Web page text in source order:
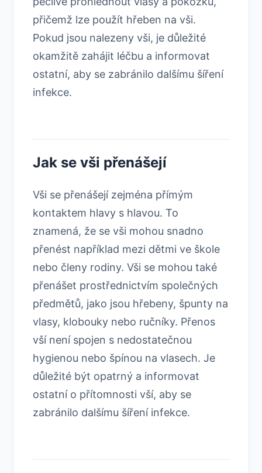
přičemž lze použít hřeben na vši.
Pokud jsou nalezeny vši, je důležité
okamžitě zahájit léčbu a informovat
ostatní, aby se zabránilo dalšímu šíření
infekce.
Jak se vši přenášejí
Vši se přenášejí zejména přímým
kontaktem hlavy s hlavou. To
znamená, že se vši mohou snadno
přenést například mezi dětmi ve škole
nebo členy rodiny. Vši se mohou také
přenášet prostřednictvím společných
předmětů, jako jsou hřebeny, špunty na
vlasy, klobouky nebo ručníky. Přenos
vší není spojen s nedostatečnou
hygienou nebo špínou na vlasech. Je
důležité být opatrný a informovat
ostatní o přítomnosti vší, aby se
zabránilo dalšímu šíření infekce.